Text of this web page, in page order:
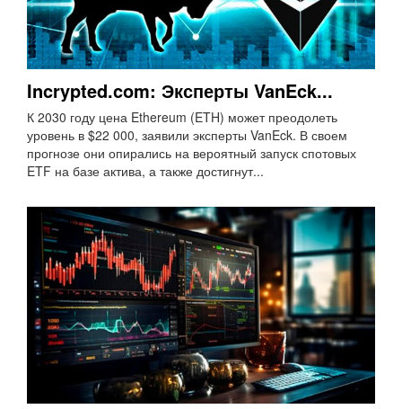
Incrypted.com: Эксперты VanEck...
К 2030 году цена Ethereum (ETH) может преодолеть
уровень в $22 000, заявили эксперты VanEck. В своем
прогнозе они опирались на вероятный запуск спотовых
ETF на базе актива, а также достигнут...